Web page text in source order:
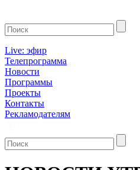
Live: эфир
Телепрограмма
Новости
Программы
Проекты
Контакты
Рекламодателям